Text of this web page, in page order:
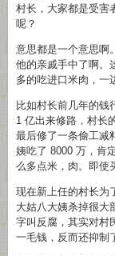
村长，大家都是受害
呢？
意思都是一个意思啊
他的亲戚手中了啊。
多的吃进口米肉，一
比如村长前几年的钱
1 亿出来修路，村长
最后修了一条偷工减
姨吃了 8000 万，肯
么多点米，肉。即使
现在新上任的村长为
大姑八大姨杀掉很大
字叫反腐，其实对村
一毛钱，反而还抑制